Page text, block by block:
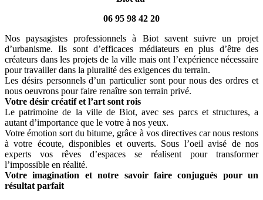
06 95 98 42 20
Nos paysagistes professionnels à Biot savent suivre un projet
d’urbanisme. Ils sont d’efficaces médiateurs en plus d’être des
créateurs dans les projets de la ville mais ont l’expérience nécessaire
pour travailler dans la pluralité des exigences du terrain.
Les désirs personnels d’un particulier sont pour nous des ordres et
nous oeuvrons pour faire renaître son terrain privé.
Votre désir créatif et l’art sont rois
Le patrimoine de la ville de Biot, avec ses parcs et structures, a
autant d’importance que le votre à nos yeux.
Votre émotion sort du bitume, grâce à vos directives car nous restons
à votre écoute, disponibles et ouverts. Sous l’oeil avisé de nos
experts vos rêves d’espaces se réalisent pour transformer
l’impossible en réalité.
Votre imagination et notre savoir faire conjugués pour un
résultat parfait